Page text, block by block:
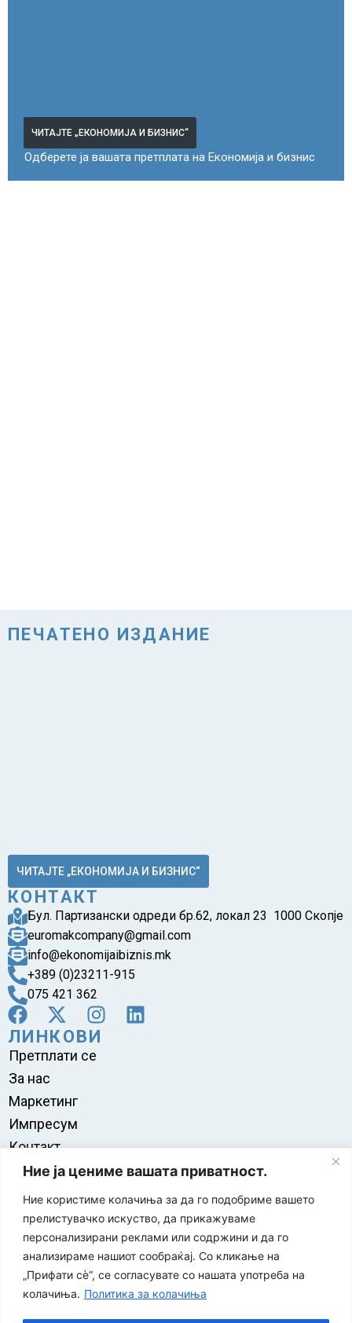
Ние ја цениме вашата приватност.
Ние користиме колачиња за да го подобриме вашето
прелистувачко искуство, да прикажуваме
персонализирани реклами или содржини и да го
анализираме нашиот сообраќај. Со кликање на
„Прифати сè“, се согласувате со нашата употреба на
колачиња. Политика за колачиња
ЧИТАЈТЕ „ЕКОНОМИЈА И БИЗНИС“
Одберете ја вашата претплата на Економија и бизнис
ПЕЧАТЕНО ИЗДАНИЕ
ЧИТАЈТЕ „ЕКОНОМИЈА И БИЗНИС“
КОНТАКТ
Бул. Партизански одреди бр.62, локал 23 1000 Скопје
euromakcompany@gmail.com
info@ekonomijaibiznis.mk
+389 (0)23211-915
075 421 362
ЛИНКОВИ
Претплати се
За нас
Маркетинг
Импресум
Контакт
Правила на користење